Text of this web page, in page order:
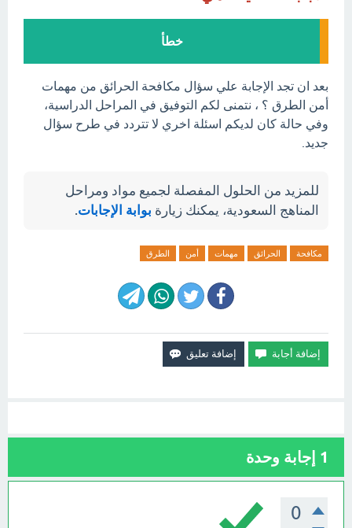
خطأ
بعد ان تجد الإجابة علي سؤال مكافحة الحرائق من مهمات
أمن الطرق ؟ ، نتمنى لكم التوفيق في المراحل الدراسية،
وفي حالة كان لديكم اسئلة اخري لا تتردد في طرح سؤال
جديد.
للمزيد من الحلول المفصلة لجميع مواد ومراحل
المناهج السعودية، يمكنك زيارة بوابة الإجابات.
مكافحة الحرائق مهمات أمن الطرق
1 إجابة وحدة
0